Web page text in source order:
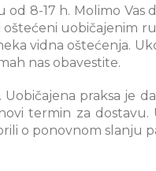
8-17 h. Molimo
vidna oštećenja.
nas obavestite.
praksa je
termin za
o ponovnom slanju